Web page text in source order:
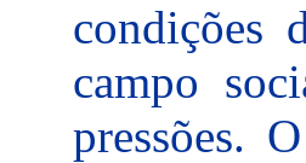
condições
campo
pressões.